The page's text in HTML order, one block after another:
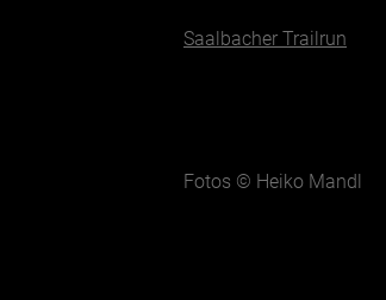
Saalbacher Trailrun
Fotos © Heiko Mandl